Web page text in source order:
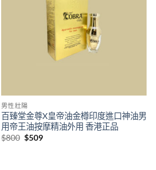
男性壯陽
百臻堂金尊X皇帝油金樽印度進口神油男
用帝王油按摩精油外用 香港正品
$800 Original
$509Current